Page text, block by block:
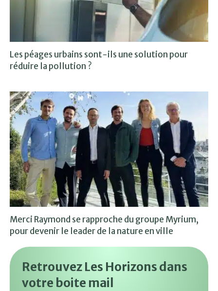
Les péages urbains sont-ils une solution pour
réduire la pollution ?
Merci Raymond se rapproche du groupe Myrium,
pour devenir le leader de la nature en ville
Retrouvez Les Horizons dans
votre boite mail